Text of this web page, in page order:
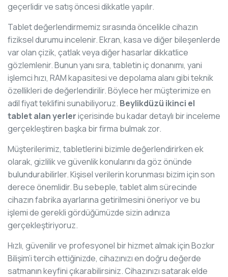
geçerlidir ve satış öncesi dikkatle yapılır.
Tablet değerlendirmemiz sırasında öncelikle cihazın
fiziksel durumu incelenir. Ekran, kasa ve diğer bileşenlerde
var olan çizik, çatlak veya diğer hasarlar dikkatlice
gözlemlenir. Bunun yanı sıra, tabletin iç donanımı, yani
işlemci hızı, RAM kapasitesi ve depolama alanı gibi teknik
özellikleri de değerlendirilir. Böylece her müşterimize en
adil fiyat teklifini sunabiliyoruz. Beylikdüzü ikinci el
tablet alan yerleriçerisinde bu kadar detaylı bir inceleme
gerçekleştiren başka bir firma bulmak zor.
Müşterilerimiz, tabletlerini bizimle değerlendirirken ek
olarak, gizlilik ve güvenlik konularını da göz önünde
bulundurabilirler. Kişisel verilerin korunması bizim için son
derece önemlidir. Bu sebeple, tablet alım sürecinde
cihazın fabrika ayarlarına getirilmesini öneriyor ve bu
işlemi de gerekli gördüğümüzde sizin adınıza
gerçekleştiriyoruz.
Hızlı, güvenilir ve profesyonel bir hizmet almak için Bozkır
Bilişim’i tercih ettiğinizde, cihazınızı en doğru değerde
satmanın keyfini çıkarabilirsiniz. Cihazınızı satarak elde